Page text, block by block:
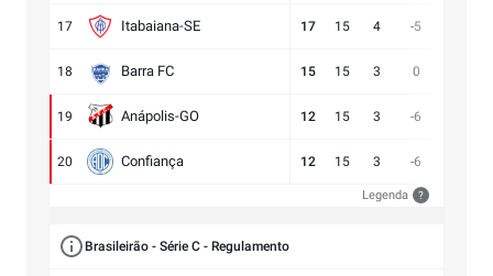
17 Itabaiana-SE 17 15 4 -5
18 Barra FC 15 15 3 0
19 Anápolis-GO 12 15 3 -6
20 Confiança 12 15 3 -6
Legenda ?
Brasileirão - Série C - Regulamento